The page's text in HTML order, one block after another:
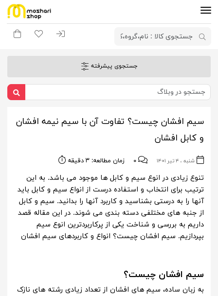
ورود به سیستم
لیست موردسبد
جستجوی پیشرفته
سیم افشان چیست؟ تفاوت آن با سیم نیمه افشان
و کابل افشان
شنبه ، ۴ تیر ۱۴۰۱ زمان مطالعه: ۳ دقیقه
تنوع زیادی در انوع سیم و کابل ها موجود می باشد. به این
ترتیب برای انتخاب و استفاده درست از انواع سیم و کابل باید
آنها را به درستی بشناسید و کاربرد آنها را بدانید. سیم و کابل
از جنبه های مختلفی دسته بندی می شوند. در این مقاله قصد
داریم به بررسی و شناخت یکی از پرکاربردترین انوع سیم
بپردازیم. سیم افشان چیست؟ انواع و کاربردهای سیم افشان
سیم افشان چیست؟
به زبان ساده، سیم های افشان از تعداد زیادی رشته های نازک